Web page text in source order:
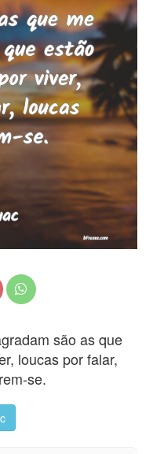
são as que
loucas por falar,
se.